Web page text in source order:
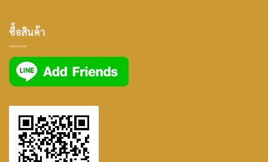
icon
ซื้อสินค้า